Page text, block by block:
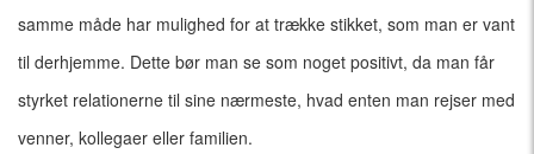
samme måde har mulighed for at trække stikket, som man er vant
til derhjemme. Dette bør man se som noget positivt, da man får
styrket relationerne til sine nærmeste, hvad enten man rejser med
venner, kollegaer eller familien.